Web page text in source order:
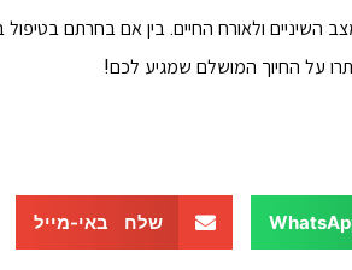
השיניים ולאורח החיים. בין אם בחרתם
על החיוך המושלם שמגיע לכם!
שלח באי-מייל